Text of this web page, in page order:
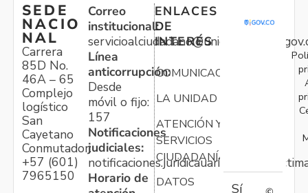
SEDE
NACIO
NAL
Carrera
85D No.
46A – 65
Complejo
logístico
San
Cayetano
Conmutador:
+57 (601)
7965150
Correo
institucional:
Línea
anticorrupción:
Desde
móvil o fijo:
157
Notificaciones
judiciales:
Horario de
ENLACES
DE
INTERÉS
COMUNICACIONES
LA UNIDAD
ATENCIÓN Y
SERVICIOS
CIUDADANÍA
DATOS
Sí